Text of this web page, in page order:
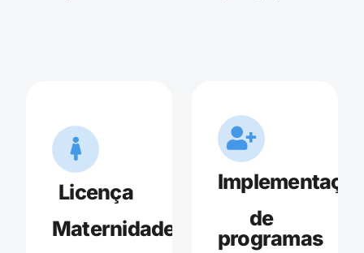
Licença
Maternidade
de
programas